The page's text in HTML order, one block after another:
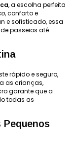
, a escolha perfeita
, conforto e
e sofisticado, essa
passeios até
rápido e seguro,
as crianças,
garante que a
todas as